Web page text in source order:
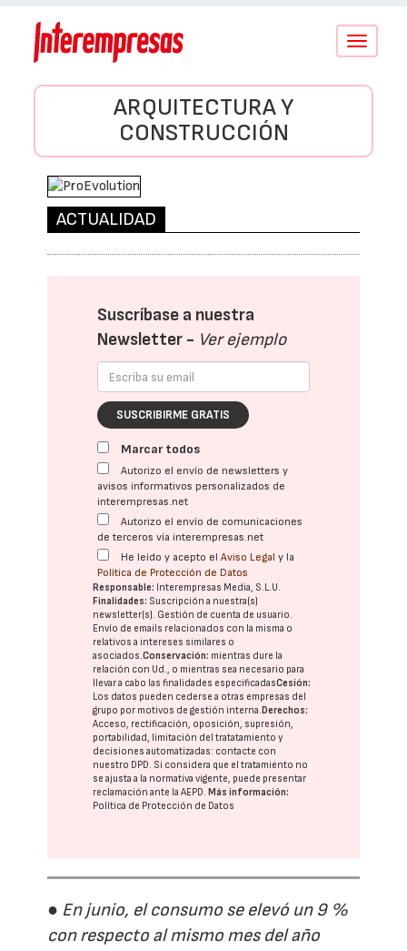
Conmutar
ARQUITECTURA Y
CONSTRUCCIÓN
ACTUALIDAD
Suscríbase a nuestra
Newsletter - Ver ejemplo
SUSCRIBIRME GRATIS
Marcar todos
Autorizo el envío de newsletters y
avisos informativos personalizados de
interempresas.net
Autorizo el envío de comunicaciones
de terceros vía interempresas.net
He leído y acepto elAviso Legal y la
Política de Protección de Datos
Responsable: Interempresas Media, S.L.U.
Finalidades: Suscripción a nuestra(s)
newsletter(s). Gestión de cuenta de usuario.
Envío de emails relacionados con la misma o
relativos a intereses similares o
asociados.Conservación: mientras dure la
relación con Ud., o mientras sea necesario para
llevar a cabo las finalidades especificadasCesión:
Los datos pueden cederse a otras empresas del
grupo por motivos de gestión interna. Derechos:
Acceso, rectificación, oposición, supresión,
portabilidad, limitación del tratatamiento y
decisiones automatizadas: contacte con
nuestro DPD. Si considera que el tratamiento no
se ajusta a la normativa vigente, puede presentar
reclamación ante laAEPD. Más información:
Política de Protección de Datos
● En junio, el consumo se elevó un 9 %
con respecto al mismo mes del año